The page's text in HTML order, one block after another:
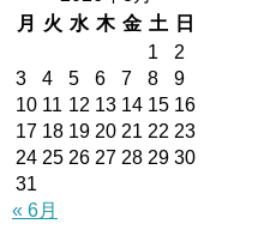
月
火 水 木 金 土
日
1
2
3
4 5 6 7 8
9
10 11 12 13 14 15 16
17 18 19 20 21 22 23
24 25 26 27 28 29 30
31
« 6月